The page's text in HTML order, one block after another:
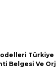
Türkiye
Belgesi Ve